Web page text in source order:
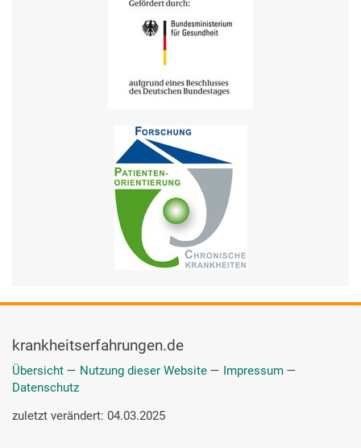
krankheitserfahrungen.de
Übersicht — Nutzung dieser Website — Impressum —
Datenschutz
zuletzt verändert: 04.03.2025